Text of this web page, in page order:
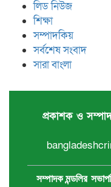
লিড নিউজ
শিক্ষা
সম্পাদকিয়
সর্বশেষ সংবাদ
সারা বাংলা
প্রকাশক ও
সম্পাদক মন্ডলির